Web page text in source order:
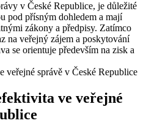
v České Republice, je důležité
pod přísným dohledem a mají
zákony a předpisy. Zatímco
na veřejný zájem a poskytování
se orientuje především na zisk a
ve veřejné